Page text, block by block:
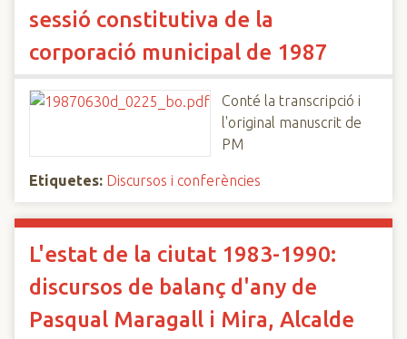
sessió constitutiva de la
corporació municipal de 1987
Conté la transcripció i
l'original manuscrit de
PM
Etiquetes: Discursos i conferències
L'estat de la ciutat 1983-1990:
discursos de balanç d'any de
Pasqual Maragall i Mira, Alcalde